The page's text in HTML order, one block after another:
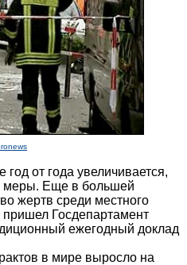
год от года увеличивается,
меры. Еще в большей
жертв среди местного
Госдепартамент
ежегодный доклад
в мире выросло на